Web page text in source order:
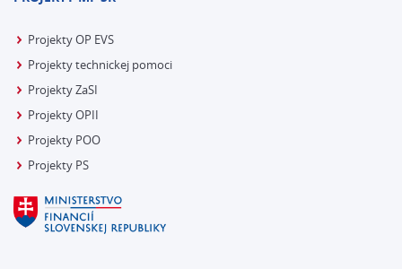
Projekty OP EVS
Projekty technickej pomoci
Projekty ZaSI
Projekty OPII
Projekty POO
Projekty PS